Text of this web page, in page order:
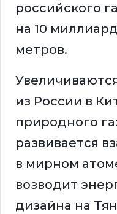
российского
на 10
метров.
из России в
природного
развивается
в мирном
возводит
дизайна на